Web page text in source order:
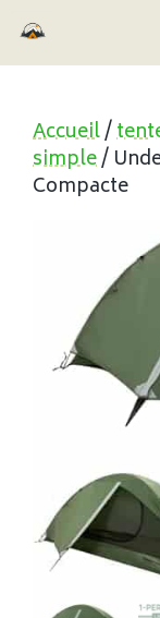
au
contenu
Accueil/
simple/
Compacte